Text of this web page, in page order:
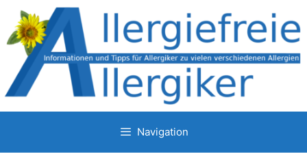
Zum
Inhalt
springen
Navigation